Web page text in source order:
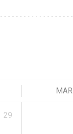
MAR
29